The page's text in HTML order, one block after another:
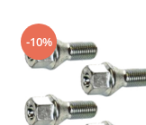
-10%